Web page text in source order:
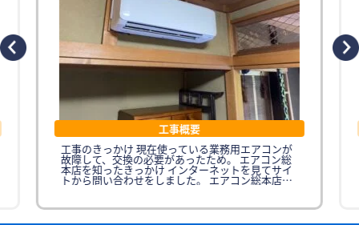
工事概要
工事のきっかけ 現在使っている業務用エアコンが
故障して、交換の必要があったため。 エアコン総
本店を知ったきっかけ インターネットを見てサイ
トから問い合わせをしました。 エアコン総本店に
依頼を決めた理由 訪問しな